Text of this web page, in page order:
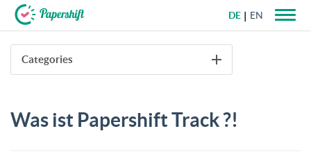
+49 721 50 95 79 69
DE EN
Categories
Was ist Papershift Track ?!